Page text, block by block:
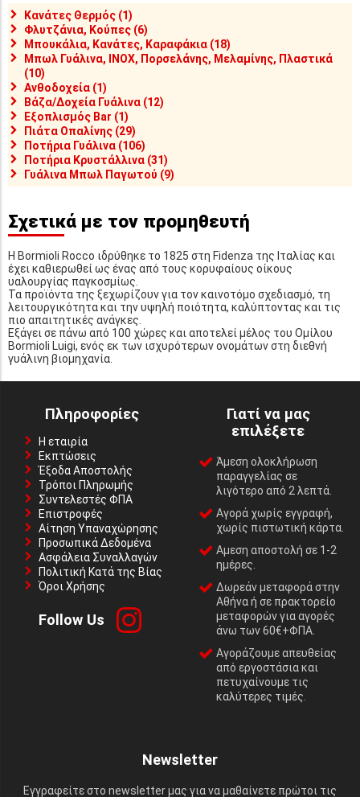
Κανάτες Θερμός (1)
Φλυτζάνια, Κούπες (6)
Μπουκάλια, Κανάτες, Καραφάκια (18)
Μπωλ Γυάλινα, INOX, Πορσελάνης, Μελαμίνης, Πλαστικά
(10)
Ανθοδοχεία (1)
Βάζα/Δοχεία Γυάλινα (12)
Εξοπλισμός Bar (1)
Πιάτα Οπαλίνης (29)
Ποτήρια Γυάλινα (106)
Ποτήρια Κρυστάλλινα (31)
Γυάλινα Μπωλ Παγωτού (9)
Σχετικά με τον προμηθευτή
Η Bormioli Rocco ιδρύθηκε το 1825 στη Fidenza της Ιταλίας και
έχει καθιερωθεί ως ένας από τους κορυφαίους οίκους
υαλουργίας παγκοσμίως.
Τα προϊόντα της ξεχωρίζουν για τον καινοτόμο σχεδιασμό, τη
λειτουργικότητα και την υψηλή ποιότητα, καλύπτοντας και τις
πιο απαιτητικές ανάγκες.
Εξάγει σε πάνω από 100 χώρες και αποτελεί μέλος του Ομίλου
Bormioli Luigi, ενός εκ των ισχυρότερων ονομάτων στη διεθνή
γυάλινη βιομηχανία.
Πληροφορίες
Η εταιρία
Εκπτώσεις
Έξοδα Αποστολής
Τρόποι Πληρωμής
Συντελεστές ΦΠΑ
Επιστροφές
Αίτηση Υπαναχώρησης
Προσωπικά Δεδομένα
Ασφάλεια Συναλλαγών
Πολιτική Κατά της Βίας
Όροι Χρήσης
Follow Us
Γιατί να μας
επιλέξετε
Άμεση ολοκλήρωση
παραγγελίας σε
λιγότερο από 2 λεπτά.
Αγορά χωρίς εγγραφή,
χωρίς πιστωτική κάρτα.
Αμεση αποστολή σε 1-2
ημέρες.
Δωρεάν μεταφορά στην
Αθήνα ή σε πρακτορείο
μεταφορών για αγορές
άνω των 60€+ΦΠΑ.
Αγοράζουμε απευθείας
από εργοστάσια και
πετυχαίνουμε τις
καλύτερες τιμές.
Newsletter
Εγγραφείτε στο newsletter μας για να μαθαίνετε πρώτοι τις